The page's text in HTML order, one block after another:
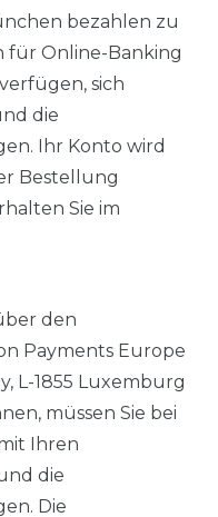
bezahlen zu
für Online-Banking
sich
die
Ihr Konto wird
Bestellung
Sie im
den
Payments Europe
L-1855 Luxemburg
müssen Sie bei
Ihren
die
Die